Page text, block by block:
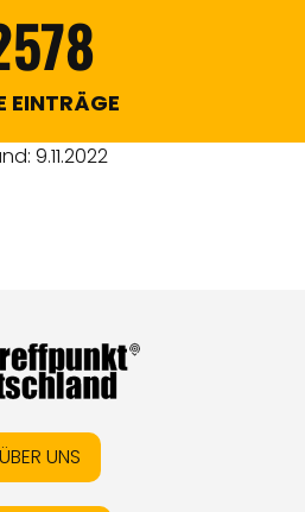
EINTRÄGE
9.11.2022
ÜBER UNS